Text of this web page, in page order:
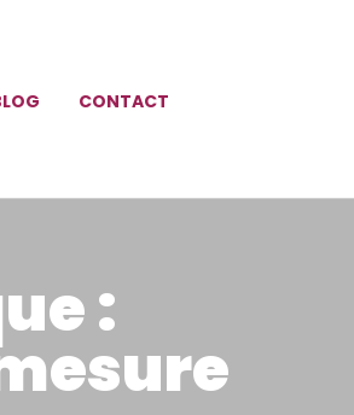
CONTACT
: